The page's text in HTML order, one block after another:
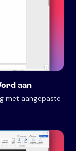
aan
met aangepaste